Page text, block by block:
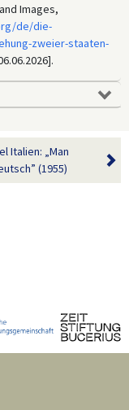
Images,
de/die-
zweier-staaten-
Italien: „Man
(1955)